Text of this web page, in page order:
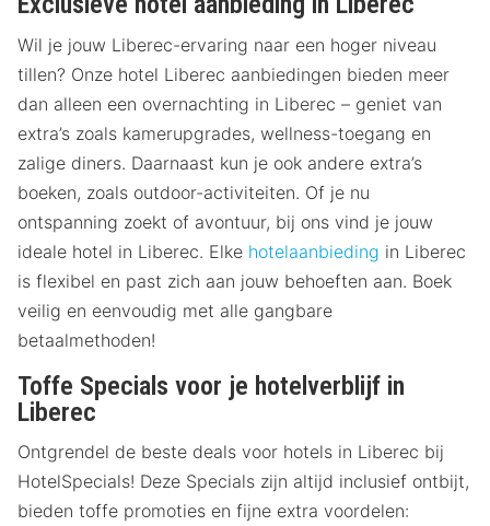
Wil je jouw Liberec-ervaring naar een hoger niveau
tillen? Onze hotel Liberec aanbiedingen bieden meer
dan alleen een overnachting in Liberec – geniet van
extra’s zoals kamerupgrades, wellness-toegang en
zalige diners. Daarnaast kun je ook andere extra’s
boeken, zoals outdoor-activiteiten. Of je nu
ontspanning zoekt of avontuur, bij ons vind je jouw
ideale hotel in Liberec. Elke hotelaanbieding in Liberec
is flexibel en past zich aan jouw behoeften aan. Boek
veilig en eenvoudig met alle gangbare
betaalmethoden!
Toffe Specials voor je hotelverblijf in
Liberec
Ontgrendel de beste deals voor hotels in Liberec bij
HotelSpecials! Deze Specials zijn altijd inclusief ontbijt,
bieden toffe promoties en fijne extra voordelen: